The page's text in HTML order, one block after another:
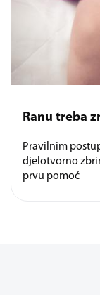
Ranu treba
Pravilnim
djelotvorno
prvu pomoć